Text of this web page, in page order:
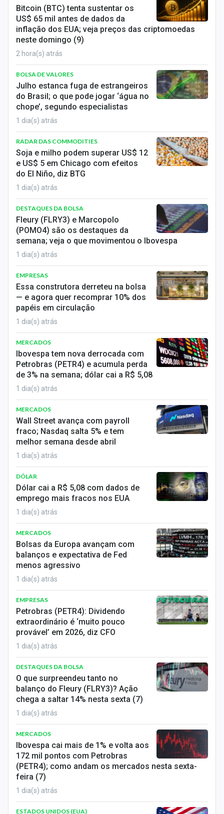
Economia
Empresas
Colunas
Especiais
Internacional
Marketing
Tecnologia
Conteúdo de Marca
Sobre
Expediente
Contato
Bitcoin (BTC) tenta sustentar os
US$ 65 mil antes de dados da
inflação dos EUA; veja preços das criptomoedas
neste domingo (9)
2 hora(s) atrás
BOLSA DE VALORES
Julho estanca fuga de estrangeiros
do Brasil; o que pode jogar ‘água no
chope’, segundo especialistas
1 dia(s) atrás
RADAR DAS COMMODITIES
Soja e milho podem superar US$ 12
e US$ 5 em Chicago com efeitos
do El Niño, diz BTG
1 dia(s) atrás
DESTAQUES DA BOLSA
Fleury (FLRY3) e Marcopolo
(POMO4) são os destaques da
semana; veja o que movimentou o Ibovespa
1 dia(s) atrás
EMPRESAS
Essa construtora derreteu na bolsa
— e agora quer recomprar 10% dos
papéis em circulação
1 dia(s) atrás
MERCADOS
Ibovespa tem nova derrocada com
Petrobras (PETR4) e acumula perda
de 3% na semana; dólar cai a R$ 5,08
1 dia(s) atrás
MERCADOS
Wall Street avança com payroll
fraco; Nasdaq salta 5% e tem
melhor semana desde abril
1 dia(s) atrás
DÓLAR
Dólar cai a R$ 5,08 com dados de
emprego mais fracos nos EUA
1 dia(s) atrás
MERCADOS
Bolsas da Europa avançam com
balanços e expectativa de Fed
menos agressivo
1 dia(s) atrás
EMPRESAS
Petrobras (PETR4): Dividendo
extraordinário é ‘muito pouco
provável’ em 2026, diz CFO
1 dia(s) atrás
DESTAQUES DA BOLSA
O que surpreendeu tanto no
balanço do Fleury (FLRY3)? Ação
chega a saltar 14% nesta sexta (7)
1 dia(s) atrás
MERCADOS
Ibovespa cai mais de 1% e volta aos
172 mil pontos com Petrobras
(PETR4); como andam os mercados nesta sexta-
feira (7)
1 dia(s) atrás
ESTADOS UNIDOS (EUA)